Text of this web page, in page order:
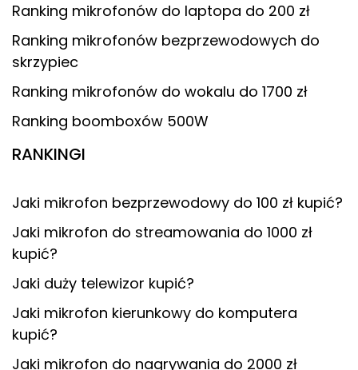
Ranking mikrofonów do laptopa do 200 zł
Ranking mikrofonów bezprzewodowych do
skrzypiec
Ranking mikrofonów do wokalu do 1700 zł
Ranking boomboxów 500W
RANKINGI
Jaki mikrofon bezprzewodowy do 100 zł kupić?
Jaki mikrofon do streamowania do 1000 zł
kupić?
Jaki duży telewizor kupić?
Jaki mikrofon kierunkowy do komputera
kupić?
Jaki mikrofon do nagrywania do 2000 zł